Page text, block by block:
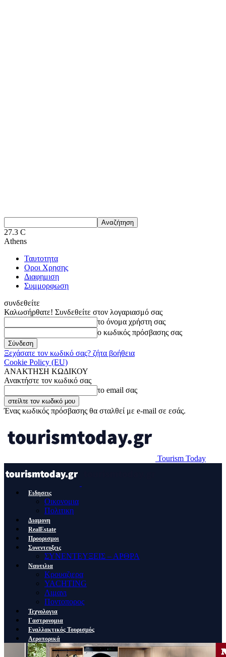
27.3 C
Athens
Ταυτοτητα
Οροι Χρησης
Διαφημιση
Συμμορφωση
συνδεθείτε
Καλωσήρθατε! Συνδεθείτε στον λογαριασμό σας
το όνομα χρήστη σας
ο κωδικός πρόσβασης σας
Ξεχάσατε τον κωδικό σας? ζήτα βοήθεια
Cookie Policy (EU)
ΑΝΑΚΤΗΣΗ ΚΩΔΙΚΟΥ
Ανακτήστε τον κωδικό σας
το email σας
Ένας κωδικός πρόσβασης θα σταλθεί με e-mail σε εσάς.
Tourism Today
Ειδησεις
Οικονομια
Πολιτικη
Διαμονη
RealEstate
Προορισμοι
Συνεντευξεις
ΣΥΝΕΝΤΕΥΞΕΙΣ – ΑΡΘΡΑ
Ναυτιλια
Κρουαζιερα
YACHTING
Λιμανι
Ποντοπορος
Τεχνολογια
Γαστρονομια
Εναλλακτικός Τουρισμός
Αεροπορικά